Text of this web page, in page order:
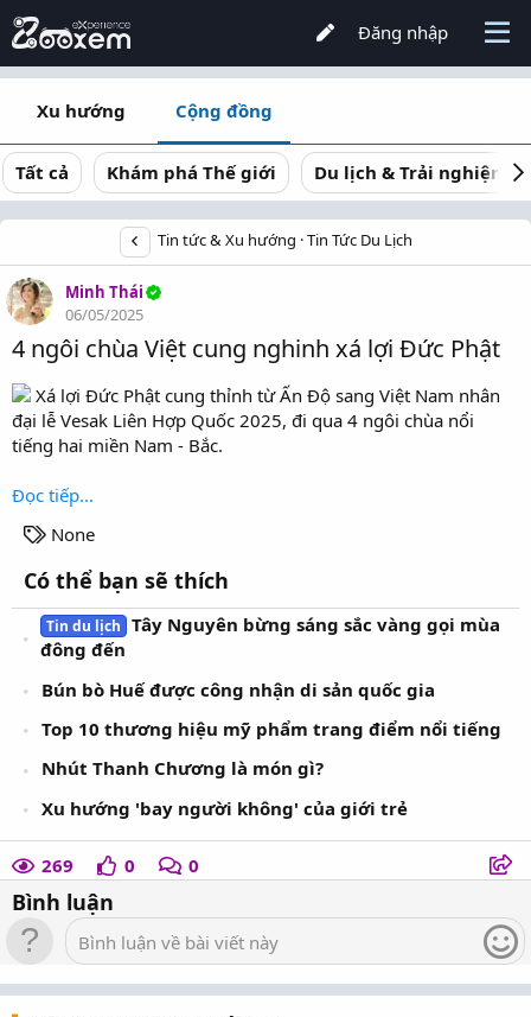
Đăng nhập
Xu hướng Cộng đồng
Tất cả Khám phá Thế giới Du lịch & Trải nghiệm
Tin tức & Xu hướng Tin Tức Du Lịch
Minh Thái
06/05/2025
4 ngôi chùa Việt cung nghinh xá lợi Đức Phật
Xá lợi Đức Phật cung thỉnh từ Ấn Độ sang Việt Nam nhân
đại lễ Vesak Liên Hợp Quốc 2025, đi qua 4 ngôi chùa nổi
tiếng hai miền Nam - Bắc.
Đọc tiếp...
T
g
s
None
Có thể bạn sẽ thích
Tin du lịch
Tây Nguyên bừng sáng sắc vàng gọi mùa
đông đến
Bún bò Huế được công nhận di sản quốc gia
Top 10 thương hiệu mỹ phẩm trang điểm nổi tiếng
Nhút Thanh Chương là món gì?
Xu hướng 'bay người không' của giới trẻ
269 0 0
Bình luận
Bình luận về bài viết này